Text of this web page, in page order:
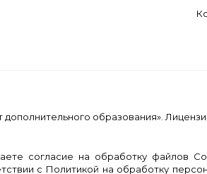
образования».
согласие на обработку файлов
с Политикой на обработку